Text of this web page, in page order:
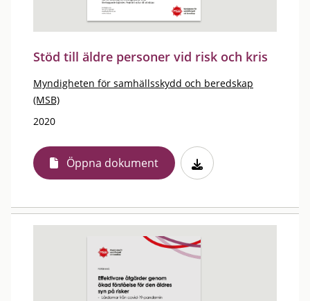
Stöd till äldre personer vid risk och kris
Myndigheten för samhällsskydd och beredskap
(MSB)
2020
Öppna dokument